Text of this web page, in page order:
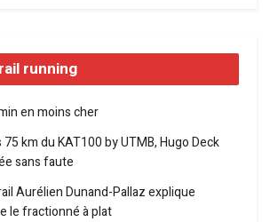
running
en moins cher
km du KAT100 by UTMB, Hugo Deck
sans faute
Aurélien Dunand-Pallaz explique
le fractionné à plat